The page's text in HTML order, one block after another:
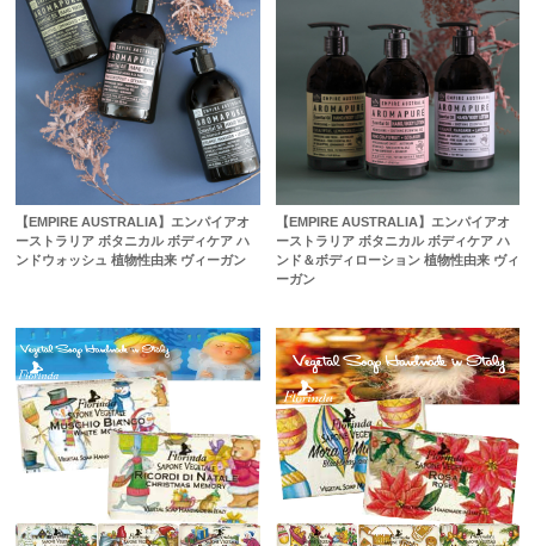
【EMPIRE AUSTRALIA】エンパイアオ
ーストラリア ボタニカル ボディケア ハ
ンドウォッシュ 植物性由来 ヴィーガン
【EMPIRE AUSTRALIA】エンパイアオ
ーストラリア ボタニカル ボディケア ハ
ンド＆ボディローション 植物性由来 ヴィ
ーガン